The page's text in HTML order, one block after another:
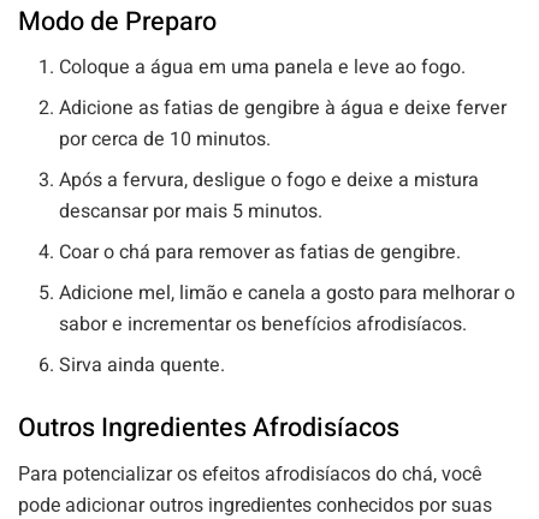
Modo de Preparo
Coloque a água em uma panela e leve ao fogo.
Adicione as fatias de gengibre à água e deixe ferver
por cerca de 10 minutos.
Após a fervura, desligue o fogo e deixe a mistura
descansar por mais 5 minutos.
Coar o chá para remover as fatias de gengibre.
Adicione mel, limão e canela a gosto para melhorar o
sabor e incrementar os benefícios afrodisíacos.
Sirva ainda quente.
Outros Ingredientes Afrodisíacos
Para potencializar os efeitos afrodisíacos do chá, você
pode adicionar outros ingredientes conhecidos por suas